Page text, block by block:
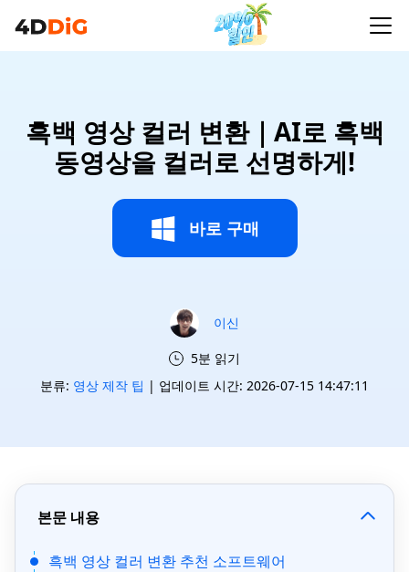
흑백 영상 컬러 변환｜AI로 흑백
동영상을 컬러로 선명하게!
바로 구매
이신
5분 읽기
분류: 영상 제작 팁 | 업데이트 시간: 2026-07-15 14:47:11
본문 내용
흑백 영상 컬러 변환 추천 소프트웨어